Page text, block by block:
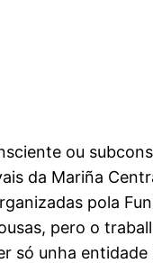
ou
da Mariña
pola
pero o
só unha